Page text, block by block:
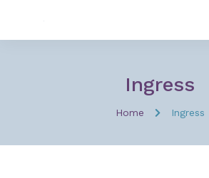
Ingress
Home Ingress